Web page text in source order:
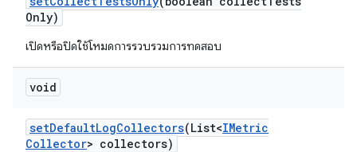
Only)
เปิดหรือปิดใช้โหมดการรวบรวมการทดสอบ
void
setDefaultLogCollectors(List<IMetric
Collector> collectors)